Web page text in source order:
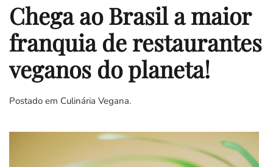
Chega ao Brasil a maior
franquia de restaurantes
veganos do planeta!
Postado em Culinária Vegana.